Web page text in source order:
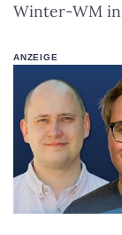
Winter-WM
ANZEIGE